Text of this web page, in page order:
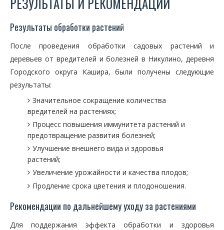
Результаты обработки растений
После проведения обработки садовых растений и
деревьев от вредителей и болезней в Никулино, деревня
Городского округа Кашира, были получены следующие
результаты:
Значительное сокращение количества
вредителей на растениях;
Процесс повышения иммунитета растений и
предотвращение развития болезней;
Улучшение внешнего вида и здоровья
растений;
Увеличение урожайности и качества плодов;
Продление срока цветения и плодоношения.
Рекомендации по дальнейшему уходу за растениями
Для поддержания эффекта обработки и здоровья